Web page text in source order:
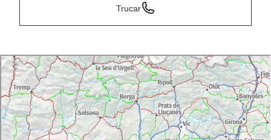
Trucar